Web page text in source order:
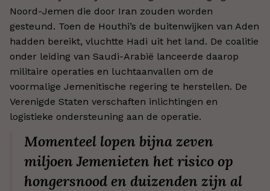
Noord-Jemen die door Iran zouden worden
gesteund. Toen de Houthi’s de buitenwijken van Aden
hadden bereikt, vluchtte Hadi uit het land. De coalitie
onder leiding van Saudi-Arabië lanceerde daarop
militaire operaties en luchtaanvallen om de
voormalige Jemenitische regering te herstellen. De
Verenigde Staten verschaften inlichtingen en
logistieke ondersteuning aan de operatie.
Momenteel lopen bijna zeven
miljoen Jemenieten het risico op
hongersnood en duizenden zijn al